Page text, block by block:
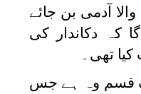
والا آدمی بن جائے
کہ دکاندار کی
تھی۔
قسم وہ ہے جس